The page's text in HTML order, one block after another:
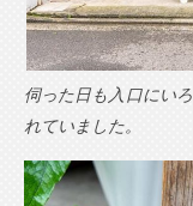
伺った日も入口にい
れていました。